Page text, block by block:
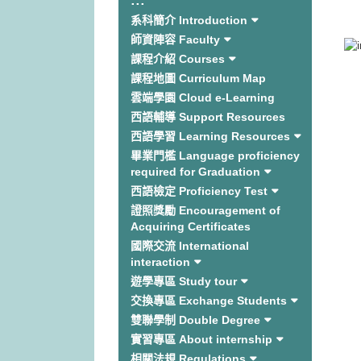
系科簡介 Introduction
師資陣容 Faculty
課程介紹 Courses
課程地圖 Curriculum Map
雲端學園 Cloud e-Learning
西語輔導 Support Resources
西語學習 Learning Resources
畢業門檻 Language proficiency
required for Graduation
西語檢定 Proficiency Test
證照獎勵 Encouragement of
Acquiring Certificates
國際交流 International
interaction
遊學專區 Study tour
交換專區 Exchange Students
雙聯學制 Double Degree
實習專區 About internship